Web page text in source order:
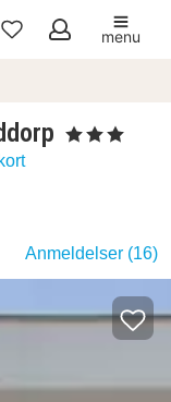
Mine
menu
, 3 Stjerner
Anmeldelser (16)